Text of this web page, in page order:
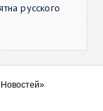
русского